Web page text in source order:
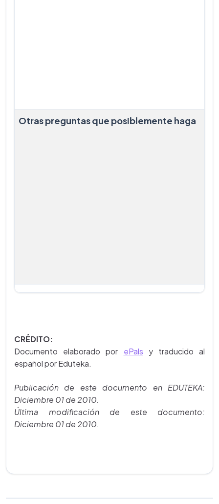
Otras preguntas que posiblemente haga
CRÉDITO:
Documento elaborado por ePals y traducido al
español por Eduteka.
Publicación de este documento en EDUTEKA:
Diciembre 01 de 2010.
Última modificación de este documento:
Diciembre 01 de 2010.